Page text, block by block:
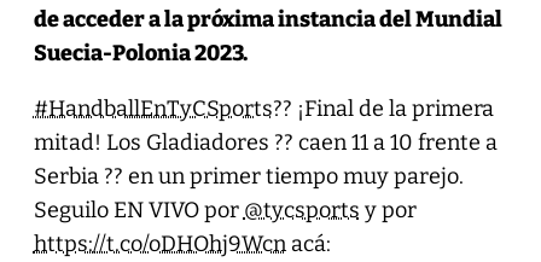
de acceder a la próxima instancia del Mundial
Suecia-Polonia 2023.
#HandballEnTyCSports?? ¡Final de la primera
mitad! Los Gladiadores ?? caen 11 a 10 frente a
Serbia ?? en un primer tiempo muy parejo.
Seguilo EN VIVO por @tycsports y por
https://t.co/oDHOhj9Wcnacá: